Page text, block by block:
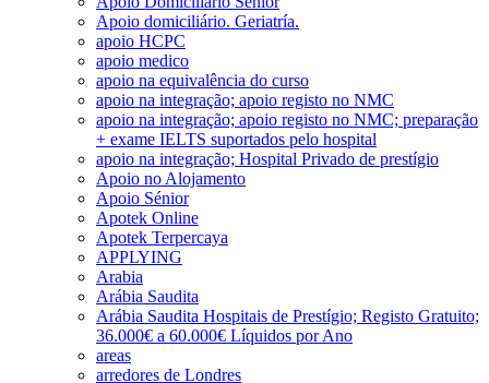
Apoio domiciliário. Geriatría.
apoio HCPC
apoio medico
apoio na equivalência do curso
apoio na integração; apoio registo no NMC
apoio na integração; apoio registo no NMC; preparação
+ exame IELTS suportados pelo hospital
apoio na integração; Hospital Privado de prestígio
Apoio no Alojamento
Apoio Sénior
Apotek Online
Apotek Terpercaya
APPLYING
Arabia
Arábia Saudita
Arábia Saudita Hospitais de Prestígio; Registo Gratuito;
36.000€ a 60.000€ Líquidos por Ano
areas
arredores de Londres